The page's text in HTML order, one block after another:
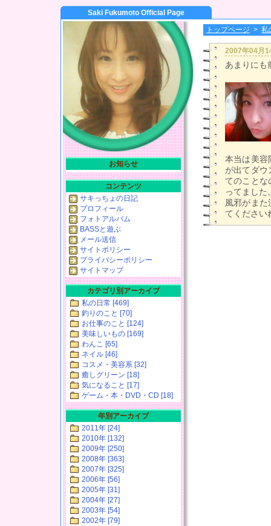
Saki Fukumoto Official Page
トップページ > 私
2007年04月
あまりにも
本当は美容
が出てダウ
てのことな
ってました
風邪がま
てください
お知らせ
コンテンツ
サキっちょの日記
プロフィール
フォトアルバム
BASSと遊ぶ
メール送信
サイトポリシー
プライバシーポリシー
サイトマップ
カテゴリ別アーカイブ
私の日常 [469]
釣りのこと [70]
お仕事のこと [124]
美味しいもの [169]
わんこ [65]
ネイル [46]
コスメ・美容系 [32]
癒しグリーン [18]
気になること [17]
ゲーム・本・DVD・CD [18]
年別アーカイブ
2011年 [24]
2010年 [132]
2009年 [250]
2008年 [363]
2007年 [325]
2006年 [56]
2005年 [31]
2004年 [27]
2003年 [54]
2002年 [79]